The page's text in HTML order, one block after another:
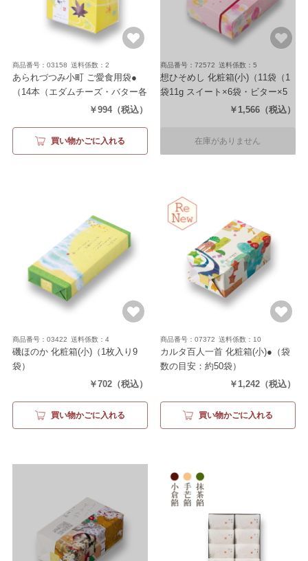
商品番号：03158 送料係数：2
あられづつみ小町 ご愛食用袋●
（14本（エダムチーズ・バター各
￥994（税込）
買い物かごに入れる
商品番号：72572 送料係数：5
想ひそめし 化粧箱(小)（11袋（1
袋11g スイート×6袋・ビター×5
￥1,566 （税込）
在庫がありません
商品番号：03422 送料係数：4
磯ほのか 化粧箱(小)（1枚入り9
袋）
￥702 （税込）
買い物かごに入れる
商品番号：07372 送料係数：10
カルタ百人一首 化粧箱(小)● （袋
数の目安：約50袋）
￥1,242 （税込）
買い物かごに入れる